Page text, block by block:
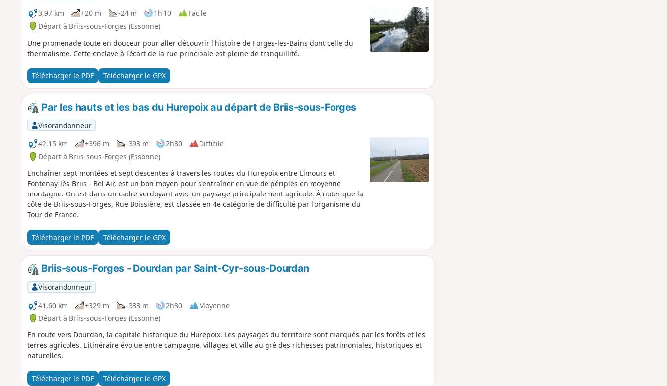
3,97 km
+20 m -24 m 1h 10
Facile
Départ à Briis-sous-Forges (Essonne)
Une promenade toute en douceur pour aller découvrir l'histoire de Forges-les-Bains dont celle du
thermalisme. Cette enclave à l'écart de la rue principale est pleine de tranquillité.
Télécharger le PDF Télécharger le GPX
Par les hauts et les bas du Hurepoix au départ de Briis-sous-Forges
Visorandonneur
42,15 km
+396 m -393 m 2h30
Difficile
Départ à Briis-sous-Forges (Essonne)
Enchaîner sept montées et sept descentes à travers les routes du Hurepoix entre Limours et
Fontenay-lès-Briis - Bel Air, est un bon moyen pour s'entraîner en vue de périples en moyenne
montagne. On est dans un cadre verdoyant avec un paysage principalement agricole. À noter que la
côte de Briis-sous-Forges, Rue Boissière, est classée en 4e catégorie de difficulté par l'organisme du
Tour de France.
Télécharger le PDF Télécharger le GPX
Briis-sous-Forges - Dourdan par Saint-Cyr-sous-Dourdan
Visorandonneur
41,60 km
+329 m -333 m 2h30
Moyenne
Départ à Briis-sous-Forges (Essonne)
En route vers Dourdan, la capitale historique du Hurepoix. Les paysages du territoire sont marqués par les forêts et les
terres agricoles. L'itinéraire évolue entre campagne, villages et ville au gré des richesses patrimoniales, historiques et
naturelles.
Télécharger le PDF Télécharger le GPX